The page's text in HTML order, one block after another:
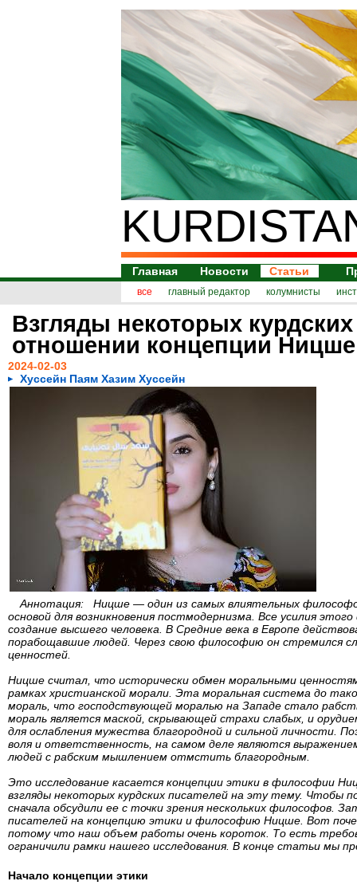
Главная Новости Статьи
все главный редактор колумнисты
Взгляды некоторых
отношении концепции
2024-02-03
Хуссейн Паям Хазим Хуссейн
Аннотация: Ницше — один из самых влиятельных
основой для возникновения постмодернизма. Все усилия
создание высшего человека. В Средние века в Европе
порабощавшие людей. Через свою философию он стремился
ценностей.
Ницше считал, что исторически обмен моральными
рамках христианской морали. Эта моральная система до
мораль, что господствующей моралью на Западе стало
мораль является маской, скрывающей страхи слабых, и
для ослабления мужества благородной и сильной личности.
воля и ответственность, на самом деле являются
людей с рабским мышлением отмстить благородным.
Это исследование касается концепции этики в философии
взгляды некоторых курдских писателей на эту тему. Чтобы
сначала обсудили ее с точки зрения нескольких философов.
писателей на концепцию этики и философию Ницше. Вот
потому что наш объем работы очень короток. То есть
ограничили рамки нашего исследования. В конце статьи мы
Начало концепции этики